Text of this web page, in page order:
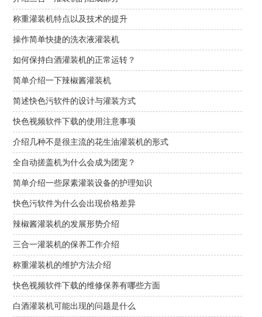
称重灌装机特点以及技术的提升
操作简单快捷的洗衣液灌装机
如何保持白酒灌装机的正常运转？
简单介绍一下辣椒酱灌装机
简述快色污软件的设计与灌装方式
快色视频软件下载的使用注意事项
介绍几种不是很主流的花生油灌装机的形式
全自动搓盖机为什么会成为团宠？
简单介绍一些尿素灌装设备的护理知识
快色污软件为什么会出现价格差异
辣椒酱灌装机的发展形势介绍
三合一灌装机的保养工作介绍
称重灌装机的维护方法介绍
快色视频软件下载的维修保养有哪些方面
白酒灌装机可能出现的问题是什么